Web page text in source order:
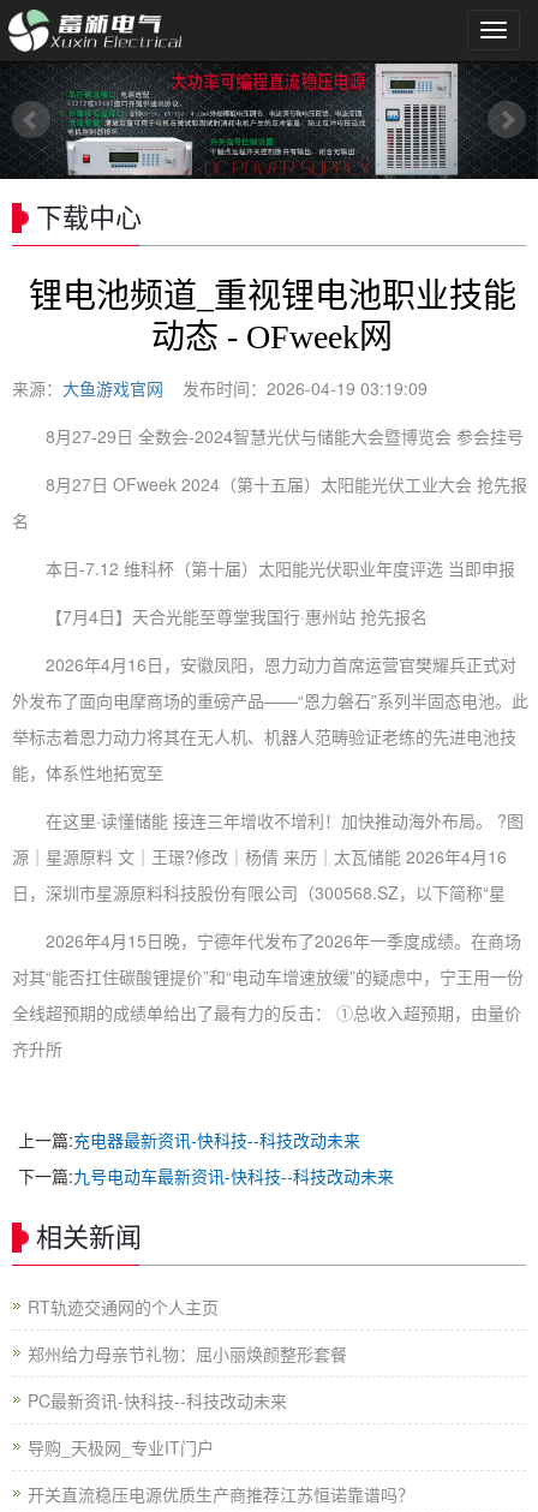
导
航
菜
单
下载中心
锂电池频道_重视锂电池职业技能
动态 - OFweek网
来源： 大鱼游戏官网 发布时间：2026-04-19 03:19:09
8月27-29日 全数会-2024智慧光伏与储能大会暨博览会 参会挂号
8月27日 OFweek 2024（第十五届）太阳能光伏工业大会 抢先报
名
本日-7.12 维科杯（第十届）太阳能光伏职业年度评选 当即申报
【7月4日】天合光能至尊堂我国行·惠州站 抢先报名
2026年4月16日，安徽凤阳，恩力动力首席运营官樊耀兵正式对
外发布了面向电摩商场的重磅产品——“恩力磐石”系列半固态电池。此
举标志着恩力动力将其在无人机、机器人范畴验证老练的先进电池技
能，体系性地拓宽至
在这里·读懂储能 接连三年增收不增利！加快推动海外布局。 ?图
源｜星源原料 文｜王璟?修改｜杨倩 来历｜太瓦储能 2026年4月16
日，深圳市星源原料科技股份有限公司（300568.SZ，以下简称“星
2026年4月15日晚，宁德年代发布了2026年一季度成绩。在商场
对其“能否扛住碳酸锂提价”和“电动车增速放缓”的疑虑中，宁王用一份
全线超预期的成绩单给出了最有力的反击： ①总收入超预期，由量价
齐升所
上一篇:充电器最新资讯-快科技--科技改动未来
下一篇:九号电动车最新资讯-快科技--科技改动未来
相关新闻
RT轨迹交通网的个人主页
郑州给力母亲节礼物：屈小丽焕颜整形套餐
PC最新资讯-快科技--科技改动未来
导购_天极网_专业IT门户
开关直流稳压电源优质生产商推荐江苏恒诺靠谱吗？